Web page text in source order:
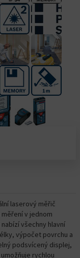
laserový měřič
v jednom
všechny hlavní
výpočet povrchu a
podsvícený displej,
rychlou